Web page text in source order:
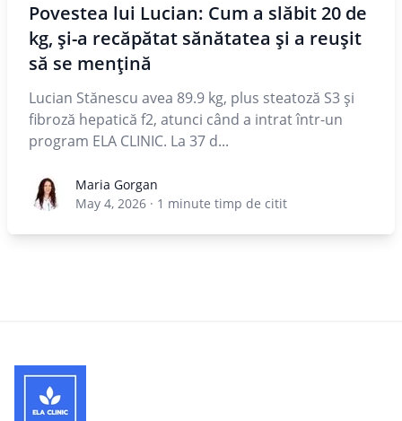
Povestea lui Lucian: Cum a slăbit 20 de
kg, și-a recăpătat sănătatea și a reușit
să se mențină
Lucian Stănescu avea 89.9 kg, plus steatoză S3 și
fibroză hepatică f2, atunci când a intrat într-un
program ELA CLINIC. La 37 d...
Maria Gorgan
Maria Gorgan
May 4, 2026 · 1 minute timp de citit